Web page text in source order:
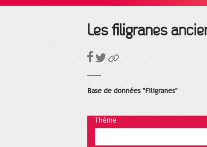
Les filigranes
Base de données "Filigranes"
Thème